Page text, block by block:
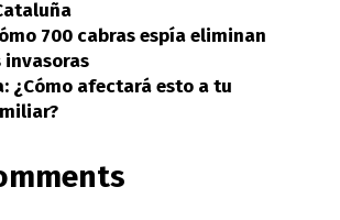
700 cabras espía eliminan
invasoras
¿Cómo afectará esto a tu